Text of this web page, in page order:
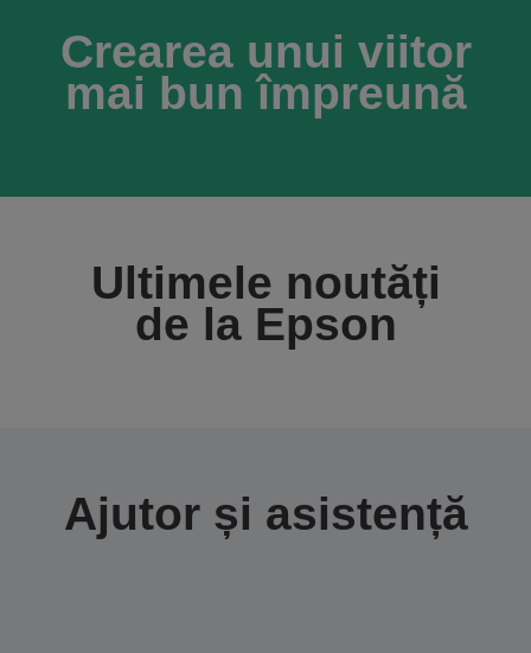
Crearea unui viitor
mai bun împreună
Ultimele noutăți
de la Epson
Ajutor și asistență